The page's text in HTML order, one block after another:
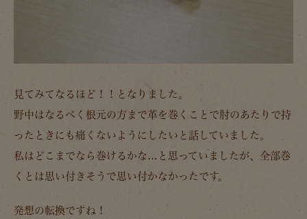
見てみてなるほど！！となりました。
野中はなるべく根元の方まで革を巻くことで肘のあたりで持
ったときにも痛くないようにしたいと話していました。
私はどこまでなら巻けるかな…と思っていましたが、全部巻
くとは思い付きそうで思い付かなかったです。
発想の転換ですね！